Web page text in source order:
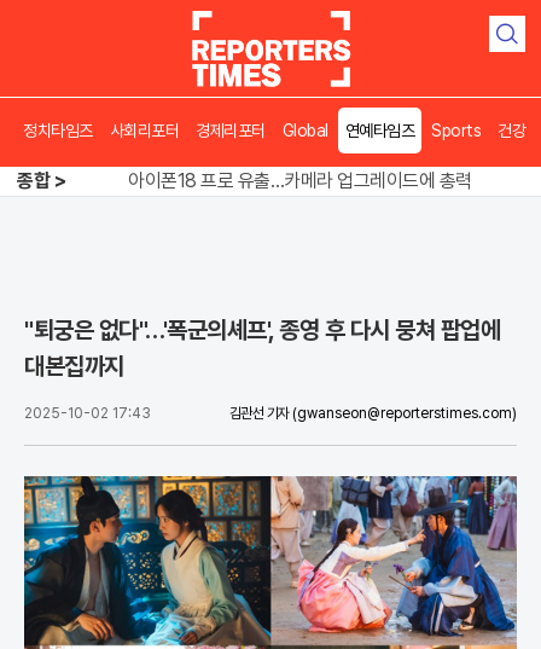
검
정치타임즈 사회리포터 경제리포터 Global 연예타임즈 Sports 건강
종합 >
"경찰은 정권의 충견인가"…스타벅스 수사 정면충돌
아이폰18 프로 유출…카메라 업그레이드에 총력
“돌려차기 한 번?” 피해자 앞 농담에 친한계 의원들 결국 사과
"퇴궁은 없다"…'폭군의셰프', 종영 후 다시 뭉쳐 팝업에
대본집까지
2025-10-02 17:43 김관선 기자 (gwanseon@reporterstimes.com)